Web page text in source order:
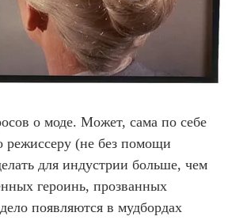
о моде. Может, сама по себе
режиссеру (не без помощи
для индустрии больше, чем
героинь, прозванных
появляются в мудбордах